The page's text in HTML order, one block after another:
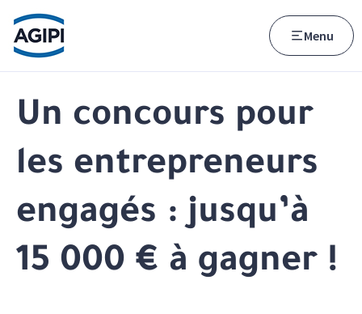
Accès au menu
Accès au contenu principal
Menu
Un concours pour
les entrepreneurs
engagés : jusqu’à
15 000 € à gagner !